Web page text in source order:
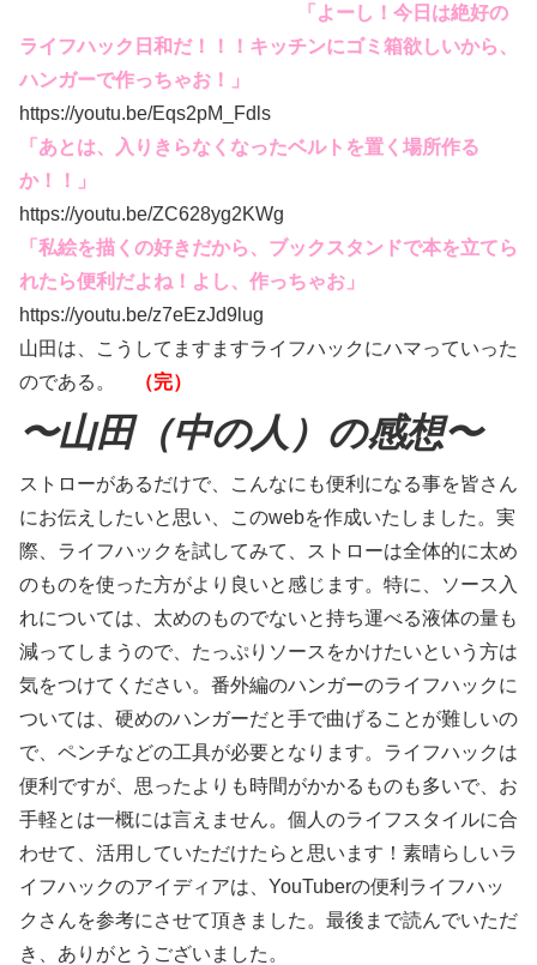
「よーし！今日は絶好の
ライフハック日和だ！！！キッチンにゴミ箱欲しいから、
ハンガーで作っちゃお！」
https://youtu.be/Eqs2pM_Fdls
「あとは、入りきらなくなったベルトを置く場所作る
か！！」
https://youtu.be/ZC628yg2KWg
「私絵を描くの好きだから、ブックスタンドで本を立てら
れたら便利だよね！よし、作っちゃお」
https://youtu.be/z7eEzJd9lug
山田は、こうしてますますライフハックにハマっていった
のである。
（完）
〜山田（中の人）の感想〜
ストローがあるだけで、こんなにも便利になる事を皆さん
にお伝えしたいと思い、このwebを作成いたしました。実
際、ライフハックを試してみて、ストローは全体的に太め
のものを使った方がより良いと感じます。特に、ソース入
れについては、太めのものでないと持ち運べる液体の量も
減ってしまうので、たっぷりソースをかけたいという方は
気をつけてください。番外編のハンガーのライフハックに
ついては、硬めのハンガーだと手で曲げることが難しいの
で、ペンチなどの工具が必要となります。ライフハックは
便利ですが、思ったよりも時間がかかるものも多いで、お
手軽とは一概には言えません。個人のライフスタイルに合
わせて、活用していただけたらと思います！素晴らしいラ
イフハックのアイディアは、YouTuberの便利ライフハッ
クさんを参考にさせて頂きました。最後まで読んでいただ
き、ありがとうございました。